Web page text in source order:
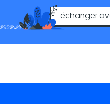
échanger